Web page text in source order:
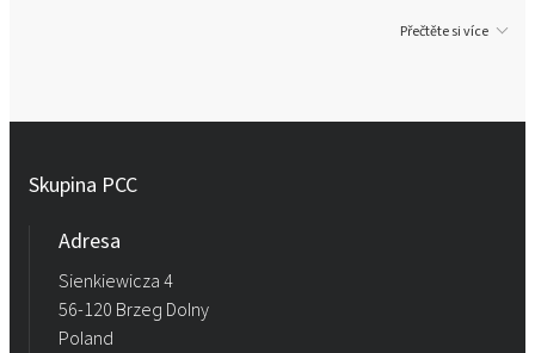
Přečtěte si více
Skupina PCC
Adresa
Sienkiewicza 4
56-120 Brzeg Dolny
Poland